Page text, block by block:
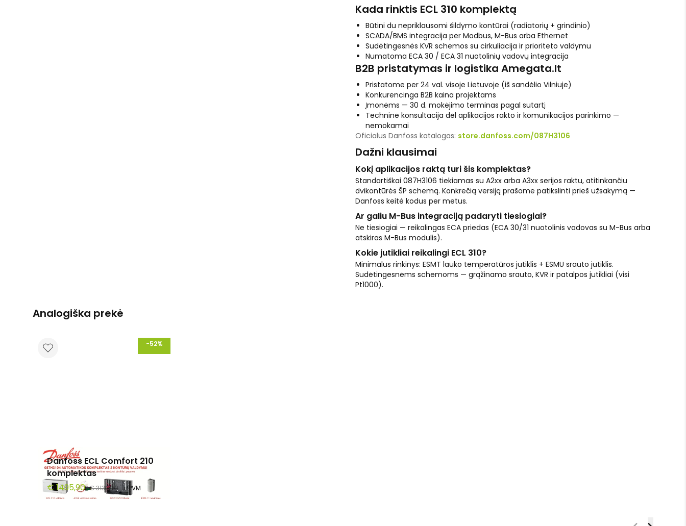
Kada rinktis ECL 310 komplektą
Būtini du nepriklausomi šildymo kontūrai (radiatorių + grindinio)
SCADA/BMS integracija per Modbus, M-Bus arba Ethernet
Sudėtingesnės KVR schemos su cirkuliacija ir prioriteto valdymu
Numatoma ECA 30 / ECA 31 nuotolinių vadovų integracija
B2B pristatymas ir logistika Amegata.lt
Pristatome per 24 val. visoje Lietuvoje (iš sandėlio Vilniuje)
Konkurencinga B2B kaina projektams
Įmonėms — 30 d. mokėjimo terminas pagal sutartį
Techninė konsultacija dėl aplikacijos rakto ir komunikacijos parinkimo —
nemokamai
Oficialus Danfoss katalogas: store.danfoss.com/087H3106
Dažni klausimai
Kokį aplikacijos raktą turi šis komplektas?
Standartiškai 087H3106 tiekiamas su A2xx arba A3xx serijos raktu, atitinkančiu
dvikontūrės ŠP schemą. Konkrečią versiją prašome patikslinti prieš užsakymą —
Danfoss keitė kodus per metus.
Ar galiu M-Bus integraciją padaryti tiesiogiai?
Ne tiesiogiai — reikalingas ECA priedas (ECA 30/31 nuotolinis vadovas su M-Bus arba
atskiras M-Bus modulis).
Kokie jutikliai reikalingi ECL 310?
Minimalus rinkinys: ESMT lauko temperatūros jutiklis + ESMU srauto jutiklis.
Sudėtingesnėms schemoms — grąžinamo srauto, KVR ir patalpos jutikliai (visi
Pt1000).
Analogiška prekė
-52%
Danfoss ECL Comfort 210
komplektas
€ 1495,90 € 3130,00 + PVM